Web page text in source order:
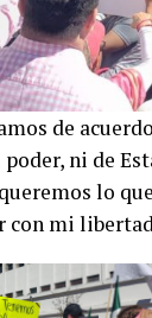
de
poder, ni de
lo
con mi